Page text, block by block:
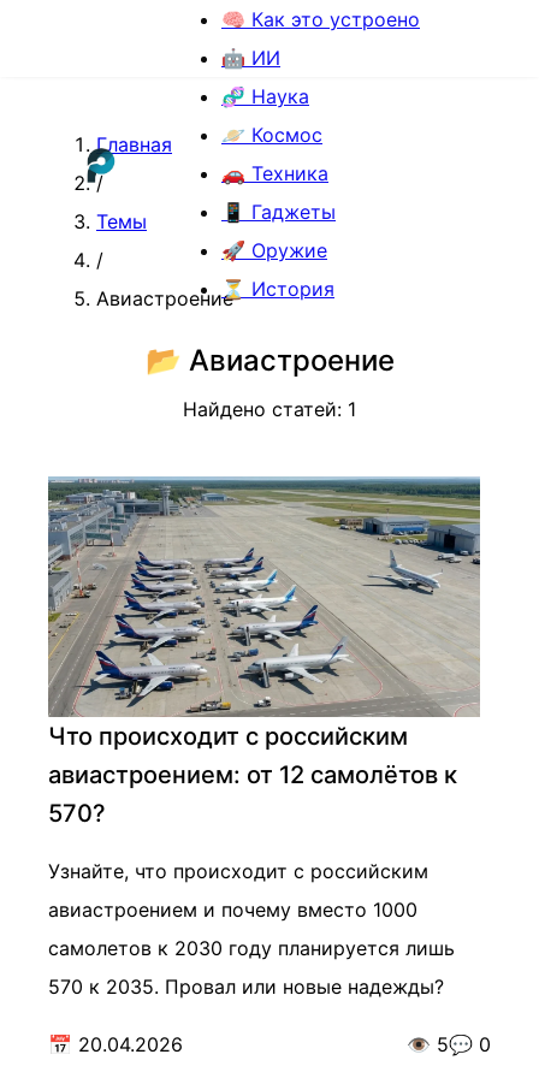
🧠 Как это устроено
🤖 ИИ
🧬 Наука
🪐 Космос
🚗 Техника
📱 Гаджеты
🚀 Оружие
⏳ История
Главная
/
Темы
/
Авиастроение
📂 Авиастроение
Найдено статей: 1
Что происходит с российским
авиастроением: от 12 самолётов к
570?
Узнайте, что происходит с российским
авиастроением и почему вместо 1000
самолетов к 2030 году планируется лишь
570 к 2035. Провал или новые надежды?
📅 20.04.2026 👁️ 5💬 0